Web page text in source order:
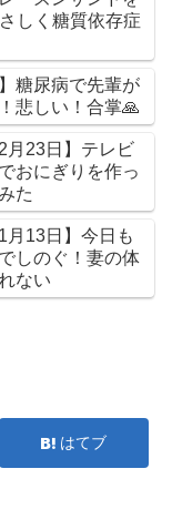
しく糖質依存症
糖尿病で先輩が
悲しい！合掌🙏
月23日】テレビ
おにぎりを作っ
た
月13日】今日も
しのぐ！妻の体
ない
はてブ